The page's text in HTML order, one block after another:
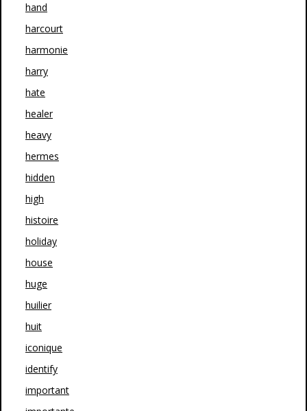
hand
harcourt
harmonie
harry
hate
healer
heavy
hermes
hidden
high
histoire
holiday
house
huge
huilier
huit
iconique
identify
important